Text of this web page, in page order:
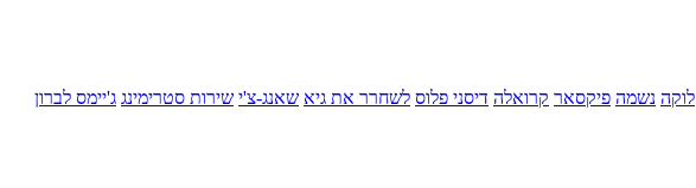
לוקה נשמה פיקסאר קרואלה דיסני פלוס לשחרר את גיא שאנג-צ'י שירות סטרימינג ג'יימס לברון